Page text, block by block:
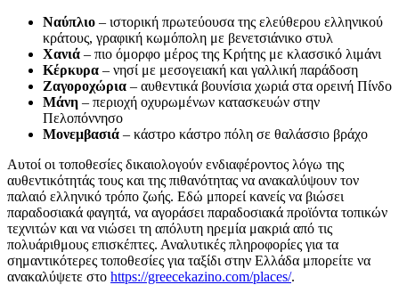
Ναύπλιο – ιστορική πρωτεύουσα της ελεύθερου ελληνικού
κράτους, γραφική κωμόπολη με βενετσιάνικο στυλ
Χανιά – πιο όμορφο μέρος της Κρήτης με κλασσικό λιμάνι
Κέρκυρα – νησί με μεσογειακή και γαλλική παράδοση
Ζαγοροχώρια – αυθεντικά βουνίσια χωριά στα ορεινή Πίνδο
Μάνη – περιοχή οχυρωμένων κατασκευών στην
Πελοπόννησο
Μονεμβασιά – κάστρο κάστρο πόλη σε θαλάσσιο βράχο
Αυτοί οι τοποθεσίες δικαιολογούν ενδιαφέροντος λόγω της
αυθεντικότητάς τους και της πιθανότητας να ανακαλύψουν τον
παλαιό ελληνικό τρόπο ζωής. Εδώ μπορεί κανείς να βιώσει
παραδοσιακά φαγητά, να αγοράσει παραδοσιακά προϊόντα τοπικών
τεχνιτών και να νιώσει τη απόλυτη ηρεμία μακριά από τις
πολυάριθμους επισκέπτες. Αναλυτικές πληροφορίες για τα
σημαντικότερες τοποθεσίες για ταξίδι στην Ελλάδα μπορείτε να
ανακαλύψετε στο https://greecekazino.com/places/.